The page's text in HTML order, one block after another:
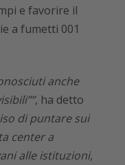
e favorire il
a fumetti 001
anche
, ha detto
di puntare sui
center a
alle istituzioni,